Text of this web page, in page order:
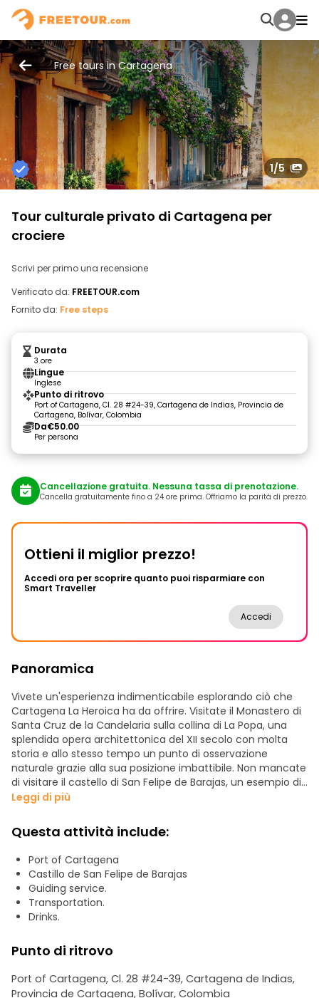
Free tours in Cartagena
1/5
Tour culturale privato di Cartagena per
crociere
Scrivi per primo una recensione
Verificato da: FREETOUR.com
Fornito da: Free steps
Durata
3 ore
Lingue
Inglese
Punto di ritrovo
Port of Cartagena, Cl. 28 #24-39, Cartagena de Indias, Provincia de
Cartagena, Bolívar, Colombia
Da€50.00
Per persona
Cancellazione gratuita. Nessuna tassa di prenotazione.
Cancella gratuitamente fino a 24 ore prima. Offriamo la parità di prezzo.
Ottieni il miglior prezzo!
Accedi ora per scoprire quanto puoi risparmiare con
Smart Traveller
Accedi
Panoramica
Vivete un'esperienza indimenticabile esplorando ciò che
Cartagena La Heroica ha da offrire. Visitate il Monastero di
Santa Cruz de la Candelaria sulla collina di La Popa, una
splendida opera architettonica del XII secolo con molta
storia e allo stesso tempo un punto di osservazione
naturale grazie alla sua posizione imbattibile. Non mancate
di visitare il castello di San Felipe de Barajas, un esempio di
ingegneria militare e di strategie di attacco e difesa
che hanno segnato la storia di questa città. Una
passeggiata per le piazze e le strade della città vi
permetterà di apprezzare le case con i loro balconi, le
chiese, i conventi e i bastioni, con il tempo per fare
shopping.
Leggi di più
Questa attività include:
Port of Cartagena
Castillo de San Felipe de Barajas
Guiding service.
Transportation.
Drinks.
Punto di ritrovo
Port of Cartagena, Cl. 28 #24-39, Cartagena de Indias,
Provincia de Cartagena, Bolívar, Colombia